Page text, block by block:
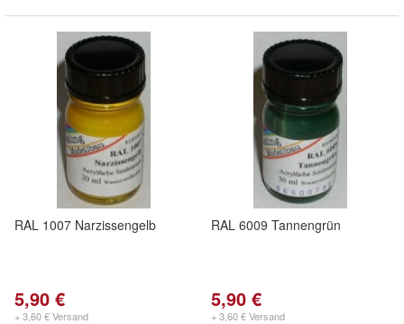
RAL 1007 Narzissengelb
5,90 €
+ 3,60 € Versand
RAL 6009 Tannengrün
5,90 €
+ 3,60 € Versand